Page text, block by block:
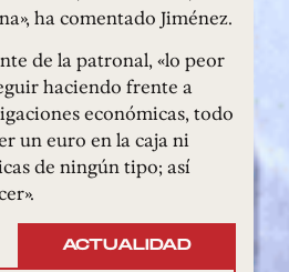
ha comentado Jiménez.
de la patronal, «lo peor
haciendo frente a
económicas, todo
un euro en la caja ni
de ningún tipo; así
ACTUALIDAD